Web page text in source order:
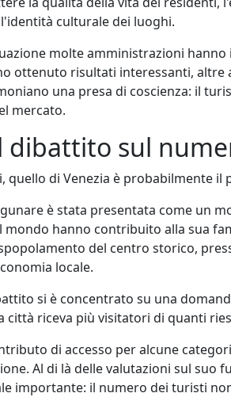
culturale dei luoghi.
molte amministrazioni
ottenuto risultati interessanti,
una presa di coscienza: il
mercato.
dibattito sul
quello di Venezia è probabilmente il
è stata presentata come un
hanno contribuito alla sua
del centro storico,
locale.
si è concentrato su una
città riceva più visitatori di quanti
di accesso per alcune
Al di là delle valutazioni sul suo
importante: il numero dei turisti